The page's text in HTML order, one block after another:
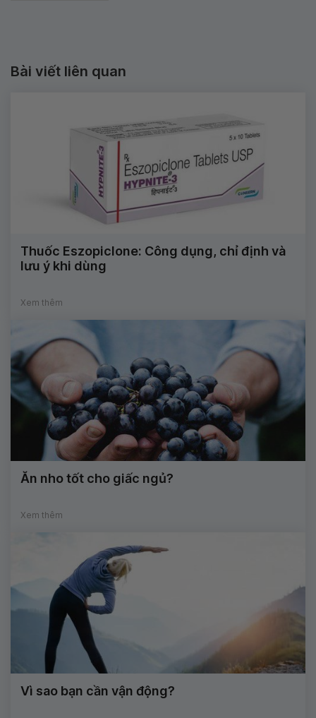
Bài viết liên quan
Thuốc Eszopiclone: Công dụng, chỉ định và
lưu ý khi dùng
Xem thêm
Ăn nho tốt cho giấc ngủ?
Xem thêm
Vì sao bạn cần vận động?